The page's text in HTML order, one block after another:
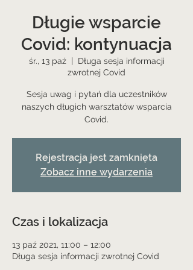
Długie wsparcie
Covid: kontynuacja
śr., 13 paź
  |
Długa sesja informacji
zwrotnej Covid
Sesja uwag i pytań dla uczestników
naszych długich warsztatów wsparcia
Covid.
Rejestracja jest zamknięta
Zobacz inne wydarzenia
Czas i lokalizacja
13 paź 2021, 11:00 – 12:00
Długa sesja informacji zwrotnej Covid